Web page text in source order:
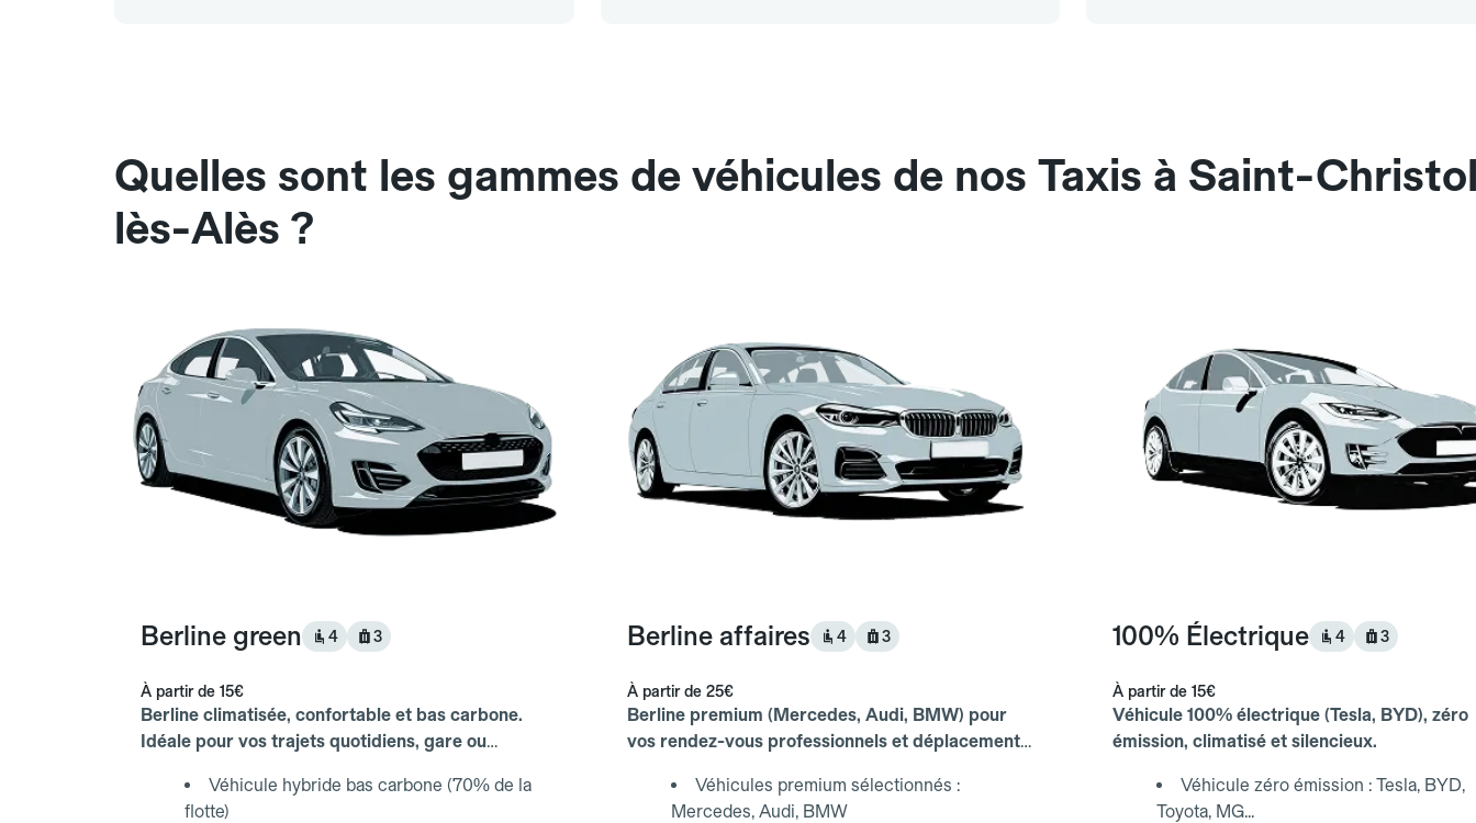
Quelles sont les gammes de véhicules de nos Taxis à Saint-
lès-Alès ?
Berline green 4 3
À partir de 15€
Berline climatisée, confortable et bas carbone.
Idéale pour vos trajets quotidiens, gare ou
Véhicule hybride bas carbone (70% de la
flotte)
Berline affaires 4 3
À partir de 25€
Berline premium (Mercedes, Audi, BMW) pour
vos rendez-vous professionnels et déplacements
Véhicules premium sélectionnés :
Mercedes, Audi, BMW
100% Électrique 4 3
À partir de 15€
Véhicule 100% électrique (Tesla, BYD), zéro
émission, climatisé et silencieux.
Véhicule zéro émission : Tesla, BYD,
Toyota, MG...